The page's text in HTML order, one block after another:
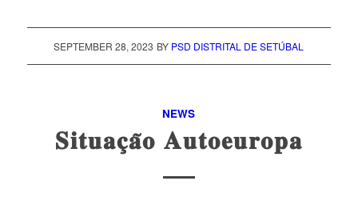
SEPTEMBER 28, 2023 BY PSD DISTRITAL DE SETÚBAL
NEWS
𝐒𝐢𝐭𝐮𝐚𝐜̧𝐚̃𝐨 𝐀𝐮𝐭𝐨𝐞𝐮𝐫𝐨𝐩𝐚